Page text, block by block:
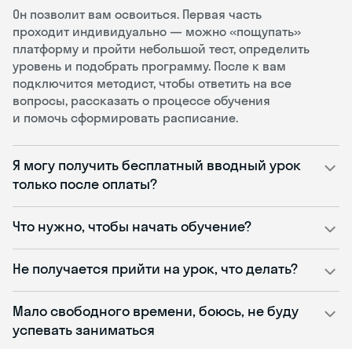
Он позволит вам освоиться. Первая часть
проходит индивидуально — можно «пощупать»
платформу и пройти небольшой тест, определить
уровень и подобрать программу. После к вам
подключится методист, чтобы ответить на все
вопросы, рассказать о процессе обучения
и помочь сформировать расписание.
Я могу получить бесплатный вводный урок
только после оплаты?
Что нужно, чтобы начать обучение?
Не получается прийти на урок, что делать?
Мало свободного времени, боюсь, не буду
успевать заниматься